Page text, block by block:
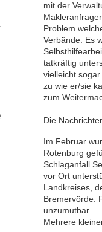
mit der
Problem
Verbände. Es
vielleicht
zu wie er/sie
zum
Die
Im Februar
Rotenburg
Schlaganfall
vor Ort
Landkreises,
Bremervörde.
unzumutbar.
Mehrere